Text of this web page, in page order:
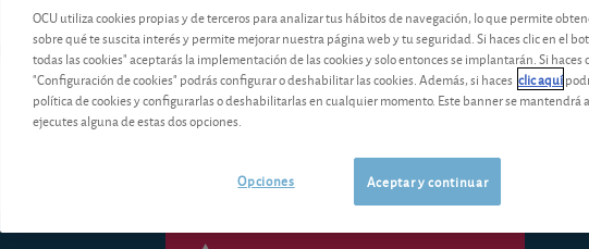
Tiempo de lectura: 1 min.
General Electric: vende su
El grupo norteamericano prosigue con
OCU utiliza cookies propias y de terceros para analizar tus hábitos de navegación, lo que permite
sobre qué te suscita interés y permite mejorar nuestra página web y tu seguridad. Si haces clic en el
todas las cookies" aceptarás la implementación de las cookies y solo entonces se implantarán. Si haces
"Configuración de cookies" podrás configurar o deshabilitar las cookies. Además, si haces clic aquí
política de cookies y configurarlas o deshabilitarlas en cualquier momento. Este banner se mantendrá
ejecutes alguna de estas dos opciones.
Aceptar y continuar
Opciones